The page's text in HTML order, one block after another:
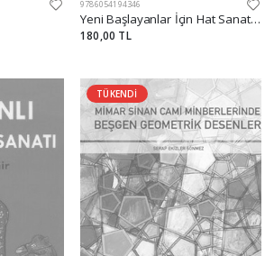
9786054194346
Yeni Başlayanlar İçin Hat Sanatı Nesih Yazı Metodu
180,00 TL
TÜKENDİ